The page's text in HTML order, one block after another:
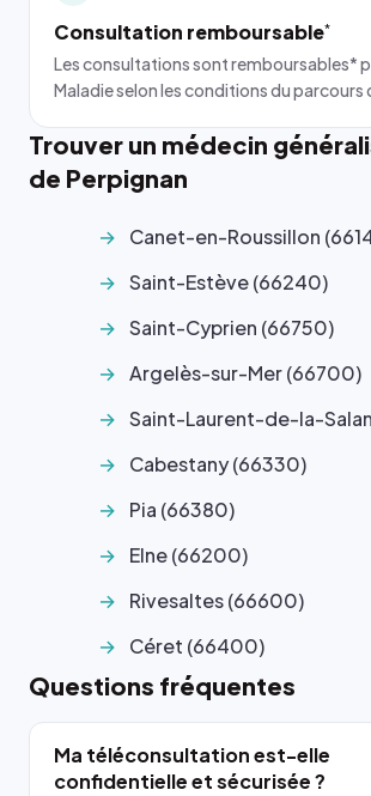
Consultation remboursable*
Les consultations sont remboursables*
Maladie selon les conditions du parcours
Trouver un médecin
de Perpignan
Canet-en-Roussillon
Saint-Estève (66240)
Saint-Cyprien (66750)
Argelès-sur-Mer (66700)
Saint-Laurent-de-la-
Cabestany (66330)
Pia (66380)
Elne (66200)
Rivesaltes (66600)
Céret (66400)
Questions fréquentes
Ma téléconsultation est-elle
confidentielle et sécurisée ?